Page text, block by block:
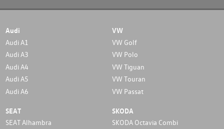
Audi
Audi A1
Audi A3
Audi A4
Audi A5
Audi A6
VW
VW Golf
VW Polo
VW Tiguan
VW Touran
VW Passat
SEAT
SEAT Alhambra
SKODA
SKODA Octavia Combi